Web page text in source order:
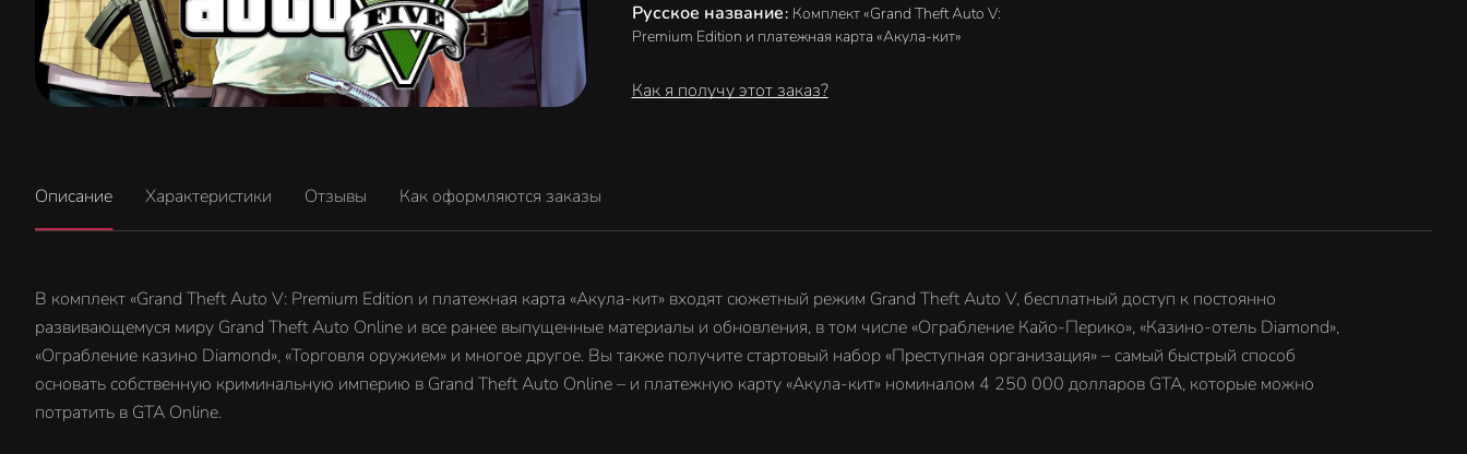
Русское название: Комплект «Grand Theft Auto V:
Premium Edition и платежная карта «Акула-кит»
Как я получу этот заказ?
Описание Характеристики Отзывы Как оформляются заказы
В комплект «Grand Theft Auto V: Premium Edition и платежная карта «Акула-кит» входят сюжетный режим Grand Theft Auto V, бесплатный доступ к постоянно
развивающемуся миру Grand Theft Auto Online и все ранее выпущенные материалы и обновления, в том числе «Ограбление Кайо-Перико», «Казино-отель Diamond»,
«Ограбление казино Diamond», «Торговля оружием» и многое другое. Вы также получите стартовый набор «Преступная организация» – самый быстрый способ
основать собственную криминальную империю в Grand Theft Auto Online – и платежную карту «Акула-кит» номиналом 4 250 000 долларов GTA, которые можно
потратить в GTA Online.